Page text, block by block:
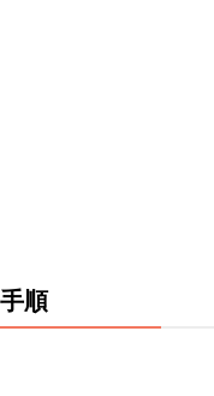
手順